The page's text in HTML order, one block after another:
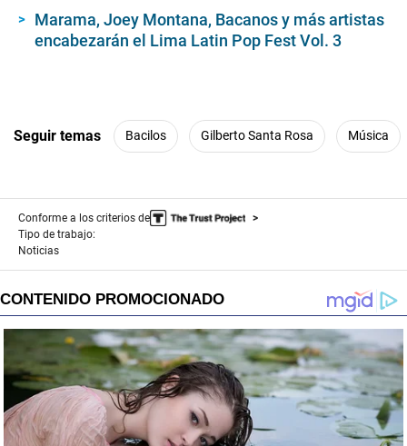
Marama, Joey Montana, Bacanos y más artistas
encabezarán el Lima Latin Pop Fest Vol. 3
Seguir temas Bacilos Gilberto Santa Rosa Música
Conforme a los criterios de
Tipo de trabajo:
Noticias